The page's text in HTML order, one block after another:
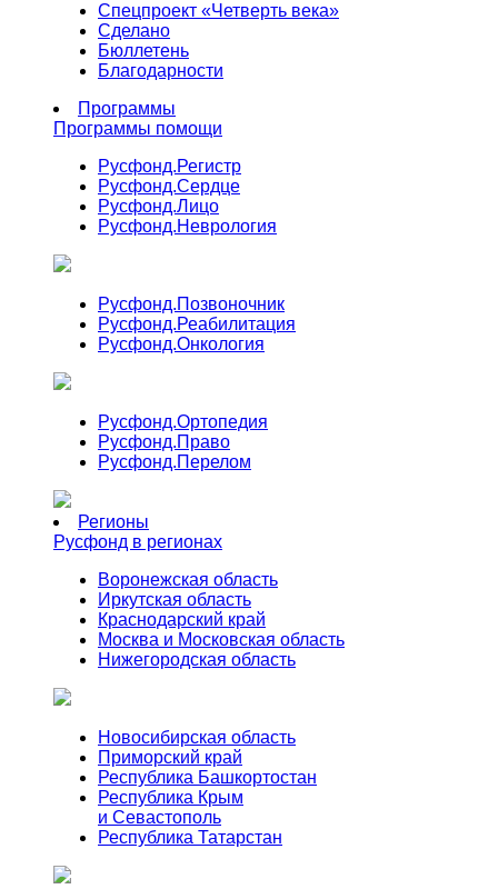
Спецпроект «Четверть века»
Сделано
Бюллетень
Благодарности
Программы
Программы помощи
Русфонд.Регистр
Русфонд.Сердце
Русфонд.Лицо
Русфонд.Неврология
Русфонд.Позвоночник
Русфонд.Реабилитация
Русфонд.Онкология
Русфонд.Ортопедия
Русфонд.Право
Русфонд.Перелом
Регионы
Русфонд в регионах
Воронежская область
Иркутская область
Краснодарский край
Москва и Московская область
Нижегородская область
Новосибирская область
Приморский край
Республика Башкортостан
Республика Крым
и Севастополь
Республика Татарстан